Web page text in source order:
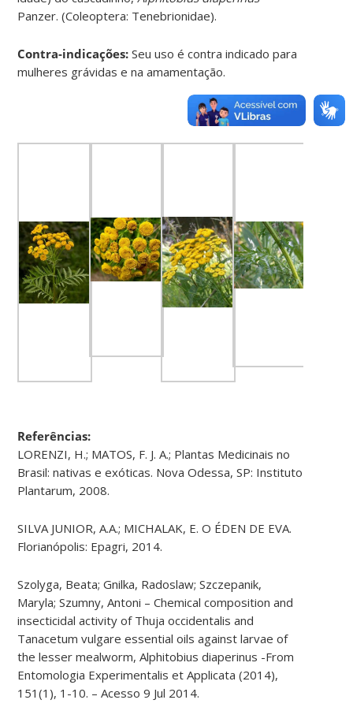
Panzer. (Coleoptera: Tenebrionidae).
Contra-indicações:Seu uso é contra indicado para
mulheres grávidas e na amamentação.
Referências:
LORENZI, H.; MATOS, F. J. A.; Plantas Medicinais no
Brasil: nativas e exóticas. Nova Odessa, SP: Instituto
Plantarum, 2008.
SILVA JUNIOR, A.A.; MICHALAK, E. O ÉDEN DE EVA.
Florianópolis: Epagri, 2014.
Szolyga, Beata; Gnilka, Radoslaw; Szczepanik,
Maryla; Szumny, Antoni – Chemical composition and
insecticidal activity of Thuja occidentalis and
Tanacetum vulgare essential oils against larvae of
the lesser mealworm, Alphitobius diaperinus -From
Entomologia Experimentalis et Applicata (2014),
151(1), 1-10. – Acesso 9 Jul 2014.